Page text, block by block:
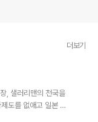
더보기
, 샐러리맨의 천국을
도를 없애고 일본 전